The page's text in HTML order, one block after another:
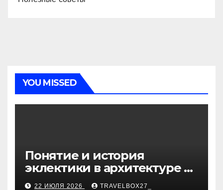
YOU MISSED
Понятие и история
эклектики в архитектуре и
дизайне интерьеров
22 ИЮЛЯ 2026 TRAVELBOX27_